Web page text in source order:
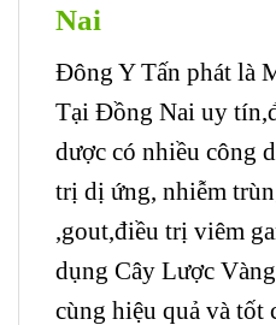
Nai
Đông Y Tấn phát là
Tại Đồng Nai uy
dược có nhiều công
trị dị ứng, nhiễm
,gout,điều trị viêm
dụng Cây Lược
cùng hiệu quả và tốt